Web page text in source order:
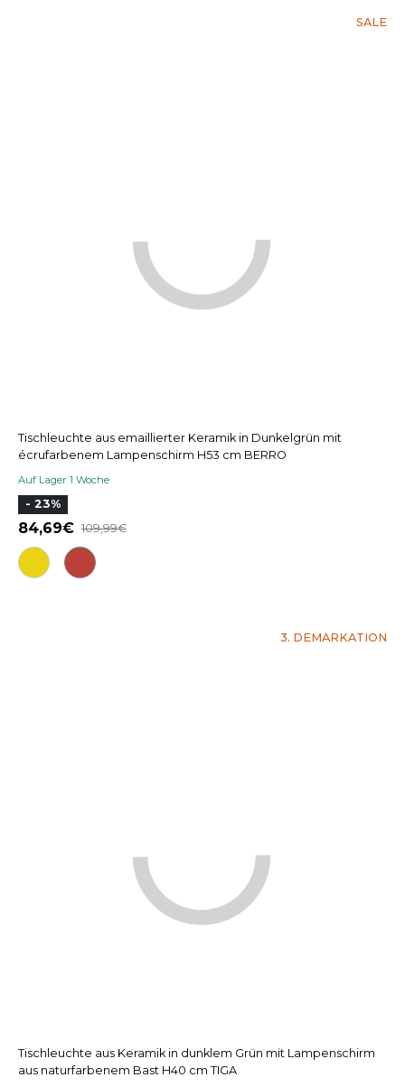
SALE
Tischleuchte aus emaillierter Keramik in Dunkelgrün mit
écrufarbenem Lampenschirm H53 cm BERRO
Auf Lager 1 Woche
- 23%
84,69 109,99
3. DEMARKATION
Tischleuchte aus Keramik in dunklem Grün mit Lampenschirm
aus naturfarbenem Bast H40 cm TIGA